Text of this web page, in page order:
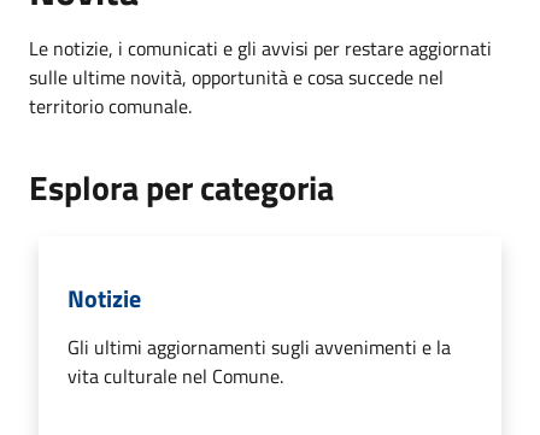
Le notizie, i comunicati e gli avvisi per restare aggiornati
sulle ultime novità, opportunità e cosa succede nel
territorio comunale.
Esplora per categoria
Notizie
Gli ultimi aggiornamenti sugli avvenimenti e la
vita culturale nel Comune.